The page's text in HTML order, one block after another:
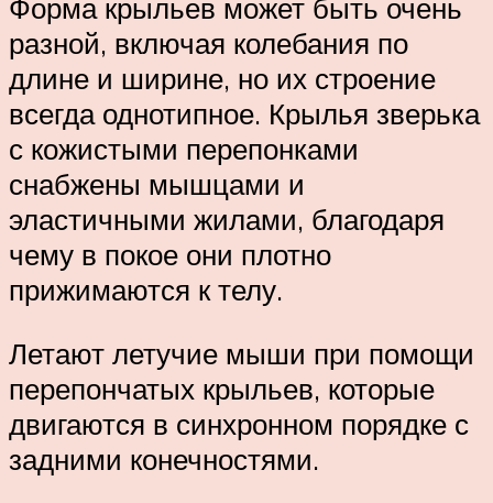
Форма крыльев может быть очень
разной, включая колебания по
длине и ширине, но их строение
всегда однотипное. Крылья зверька
с кожистыми перепонками
снабжены мышцами и
эластичными жилами, благодаря
чему в покое они плотно
прижимаются к телу.
Летают летучие мыши при помощи
перепончатых крыльев, которые
двигаются в синхронном порядке с
задними конечностями.